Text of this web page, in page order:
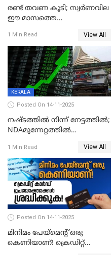
രണ്ട് തവണ കൂടി; സ്വർണവില
ഈ മാസത്തെ
1 Min Read View All
KERALA
Posted On 14-11-2025
നഷ്ടത്തിൽ നിന്ന് നേട്ടത്തിൽ;
NDAമുന്നേറ്റത്തിൽ
1 Min Read View All
Posted On 14-11-2025
മിനിമം പേയ്മെന്റ് ഒരു
കെണിയാണ്! ക്രെഡിറ്റ്